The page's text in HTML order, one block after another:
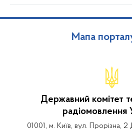
Мапа
Державний комітет
радіомовлення
01001, м. Київ, вул. Прорізна,